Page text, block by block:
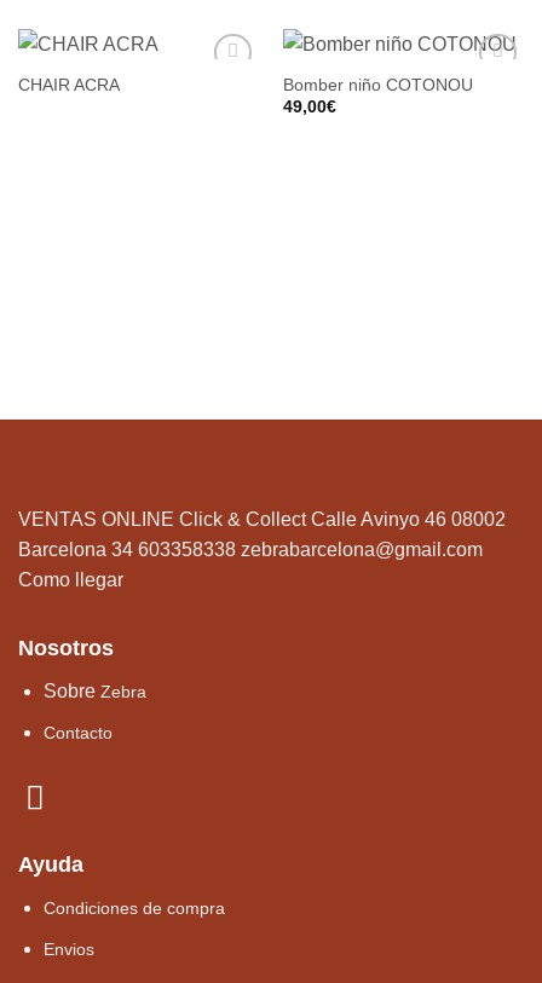
CHAIR ACRA
Bomber niño COTONOU
49,00€
VENTAS ONLINE Click & Collect Calle Avinyo 46 08002
Barcelona 34 603358338 zebrabarcelona@gmail.com
Como llegar
Nosotros
Sobre Zebra
Contacto
Ayuda
Condiciones de compra
Envios